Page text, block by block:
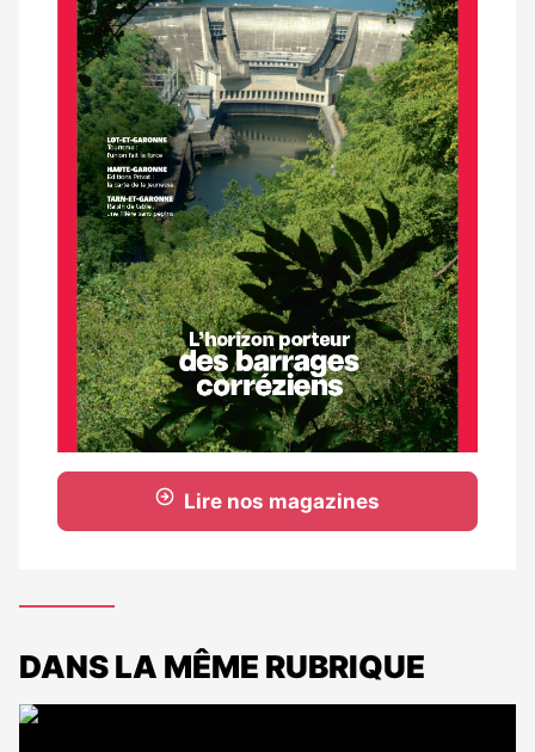
Lire nos magazines
DANS LA MÊME RUBRIQUE